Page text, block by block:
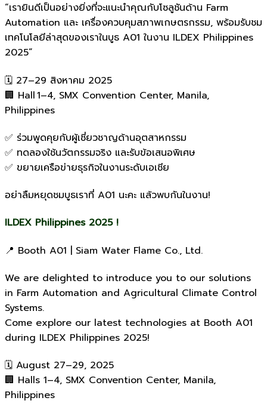
“เรายินดีเป็นอย่างยิ่งที่จะแนะนำคุณกับโซลูชันด้าน Farm
Automation และ เครื่องควบคุมสภาพเกษตรกรรม, พร้อมรับชม
เทคโนโลยีล่าสุดของเราในบูธ A01 ในงาน ILDEX Philippines
2025”
🗓 27–29 สิงหาคม 2025
🏢 Hall 1–4, SMX Convention Center, Manila,
Philippines
✅ ร่วมพูดคุยกับผู้เชี่ยวชาญด้านอุตสาหกรรม
✅ ทดลองใช้นวัตกรรมจริง และรับข้อเสนอพิเศษ
✅ ขยายเครือข่ายธุรกิจในงานระดับเอเชีย
อย่าลืมหยุดชมบูธเราที่ A01 นะคะ แล้วพบกันในงาน!
ILDEX Philippines 2025 !
📍 Booth A01 | Siam Water Flame Co., Ltd.
We are delighted to introduce you to our solutions
in Farm Automation and Agricultural Climate Control
Systems.
Come explore our latest technologies at Booth A01
during ILDEX Philippines 2025!
🗓 August 27–29, 2025
🏢 Halls 1–4, SMX Convention Center, Manila,
Philippines